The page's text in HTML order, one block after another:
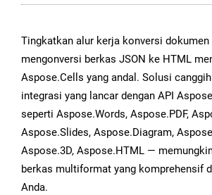
Tingkatkan alur kerja konversi dokumen
mengonversi berkas JSON ke HTML
Aspose.Cells yang andal. Solusi
integrasi yang lancar dengan API
seperti Aspose.Words, Aspose.PDF,
Aspose.Slides, Aspose.Diagram,
Aspose.3D, Aspose.HTML —
berkas multiformat yang komprehensif
Anda.